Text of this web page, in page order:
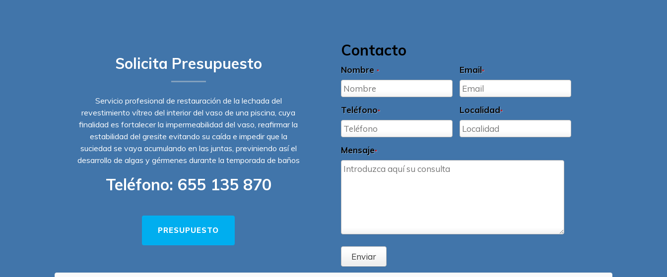
Solicita Presupuesto
Servicio profesional de restauración de la lechada del
revestimiento vítreo del interior del vaso de una piscina, cuya
finalidad es fortalecer la impermeabilidad del vaso, reafirmar la
estabilidad del gresite evitando su caída e impedir que la
suciedad se vaya acumulando en las juntas, previniendo así el
desarrollo de algas y gérmenes durante la temporada de baños
Teléfono: 655 135 870
PRESUPUESTO
Contacto
Nombre * Email*
Teléfono* Localidad*
Mensaje*
Enviar